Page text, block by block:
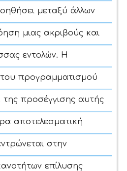
μεταξύ άλλων
μιας ακριβούς και
εντολών. Η
προγραμματισμού
της προσέγγισης αυτής
αποτελεσματική
στην
επίλυσης